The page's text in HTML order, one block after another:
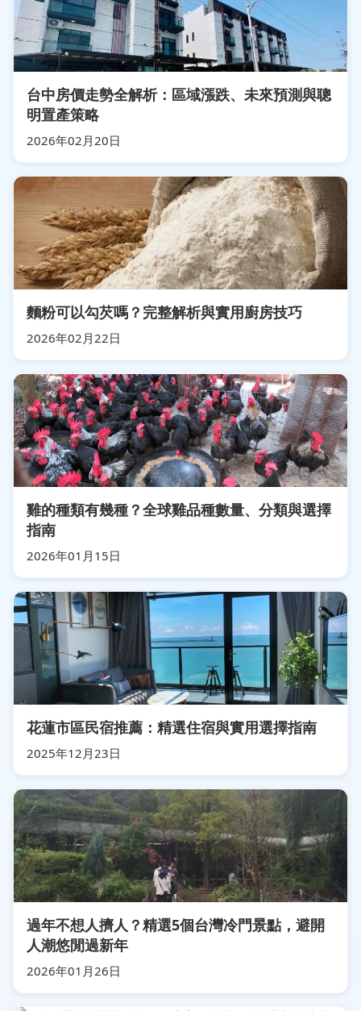
台中房價走勢全解析：區域漲跌、未來預測與聰
明置產策略
2026年02月20日
麵粉可以勾芡嗎？完整解析與實用廚房技巧
2026年02月22日
雞的種類有幾種？全球雞品種數量、分類與選擇
指南
2026年01月15日
花蓮市區民宿推薦：精選住宿與實用選擇指南
2025年12月23日
過年不想人擠人？精選5個台灣冷門景點，避開
人潮悠閒過新年
2026年01月26日